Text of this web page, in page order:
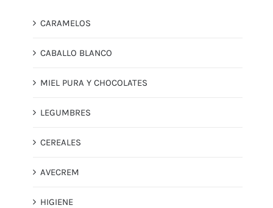
CARAMELOS
CABALLO BLANCO
MIEL PURA Y CHOCOLATES
LEGUMBRES
CEREALES
AVECREM
HIGIENE